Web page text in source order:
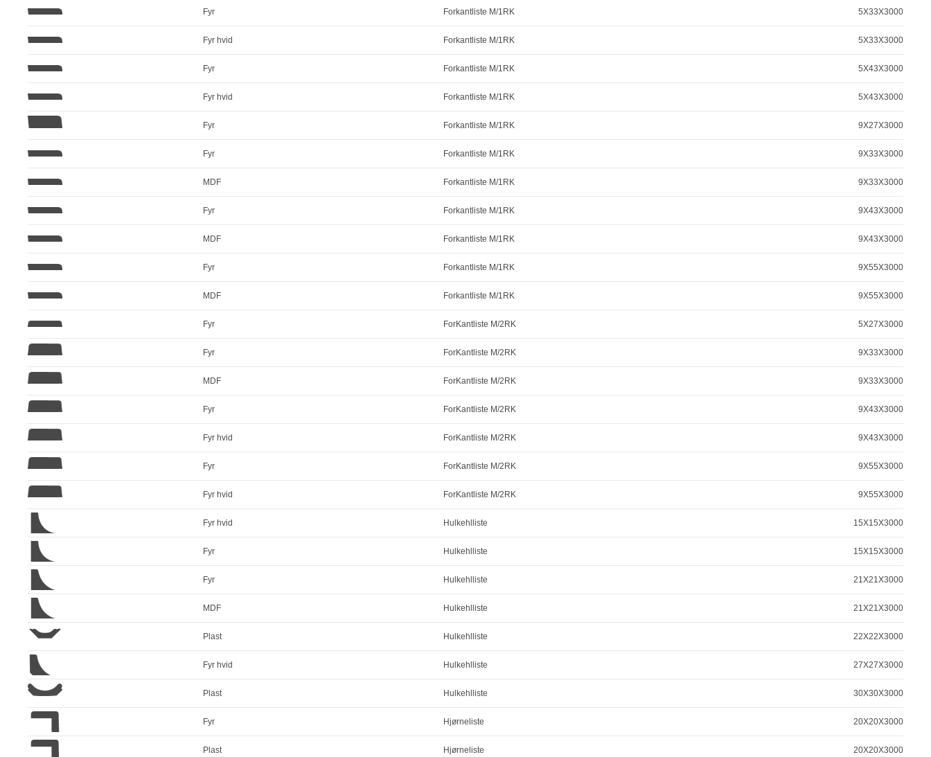
Fyr Forkantliste M/1RK 5X33X3000
Fyr hvid Forkantliste M/1RK 5X33X3000
Fyr Forkantliste M/1RK 5X43X3000
Fyr hvid Forkantliste M/1RK 5X43X3000
Fyr Forkantliste M/1RK 9X27X3000
Fyr Forkantliste M/1RK 9X33X3000
MDF Forkantliste M/1RK 9X33X3000
Fyr Forkantliste M/1RK 9X43X3000
MDF Forkantliste M/1RK 9X43X3000
Fyr Forkantliste M/1RK 9X55X3000
MDF Forkantliste M/1RK 9X55X3000
Fyr ForKantliste M/2RK 5X27X3000
Fyr ForKantliste M/2RK 9X33X3000
MDF ForKantliste M/2RK 9X33X3000
Fyr ForKantliste M/2RK 9X43X3000
Fyr hvid ForKantliste M/2RK 9X43X3000
Fyr ForKantliste M/2RK 9X55X3000
Fyr hvid ForKantliste M/2RK 9X55X3000
Fyr hvid Hulkehlliste 15X15X3000
Fyr Hulkehlliste 15X15X3000
Fyr Hulkehlliste 21X21X3000
MDF Hulkehlliste 21X21X3000
Plast Hulkehlliste 22X22X3000
Fyr hvid Hulkehlliste 27X27X3000
Plast Hulkehlliste 30X30X3000
Fyr Hjørneliste 20X20X3000
Plast Hjørneliste 20X20X3000